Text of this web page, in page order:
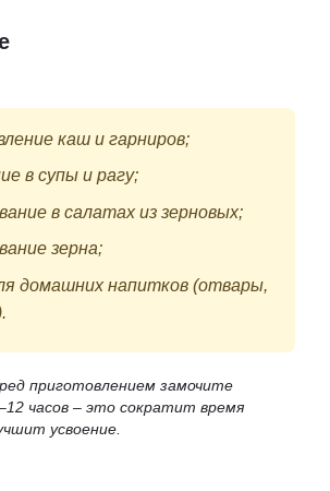
каш и гарниров;
в супы и рагу;
в салатах из зерновых;
зерна;
домашних напитков (отвары,
приготовлением замочите
часов – это сократит время
усвоение.